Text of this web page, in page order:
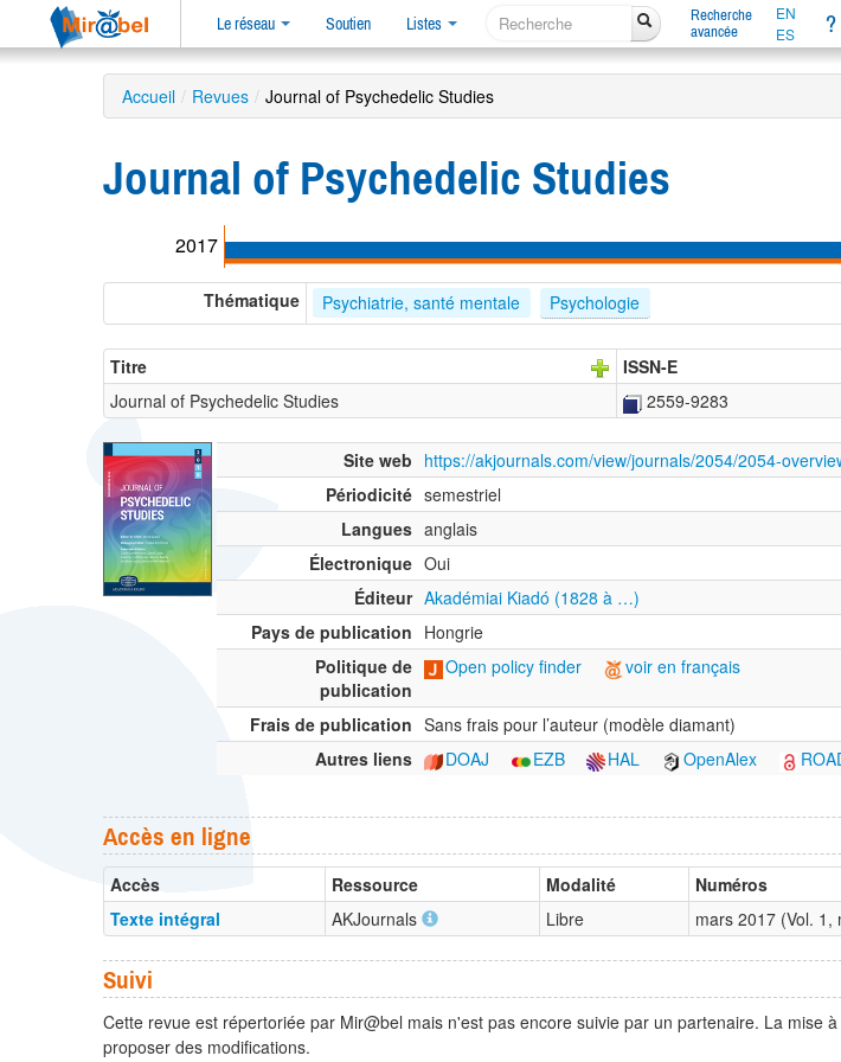
Le réseau Soutien Listes
Recherche
avancée
EN
ES
?
Accueil / Revues / Journal of Psychedelic Studies
Journal of Psychedelic Studies
2017
Thématique Psychiatrie, santé mentale Psychologie
Titre ISSN-E
Journal of Psychedelic Studies
2559-9283
Site web https://akjournals.com/view/journals/2054/2054-
Périodicité semestriel
Langues anglais
Électronique Oui
Éditeur Akadémiai Kiadó (1828 à …)
Pays de publication Hongrie
Politique de
publication
Open policy finder voir en français
Frais de publication Sans frais pour l’auteur (modèle diamant)
Autres liens
DOAJ EZB HAL OpenAlex
Accès en ligne
Accès Ressource Modalité Numéros
Texte intégral
AKJournals Libre mars 2017 (Vol.
Suivi
Cette revue est répertoriée par Mir@bel mais n'est pas encore suivie par un partenaire. La mise
proposer des modifications.